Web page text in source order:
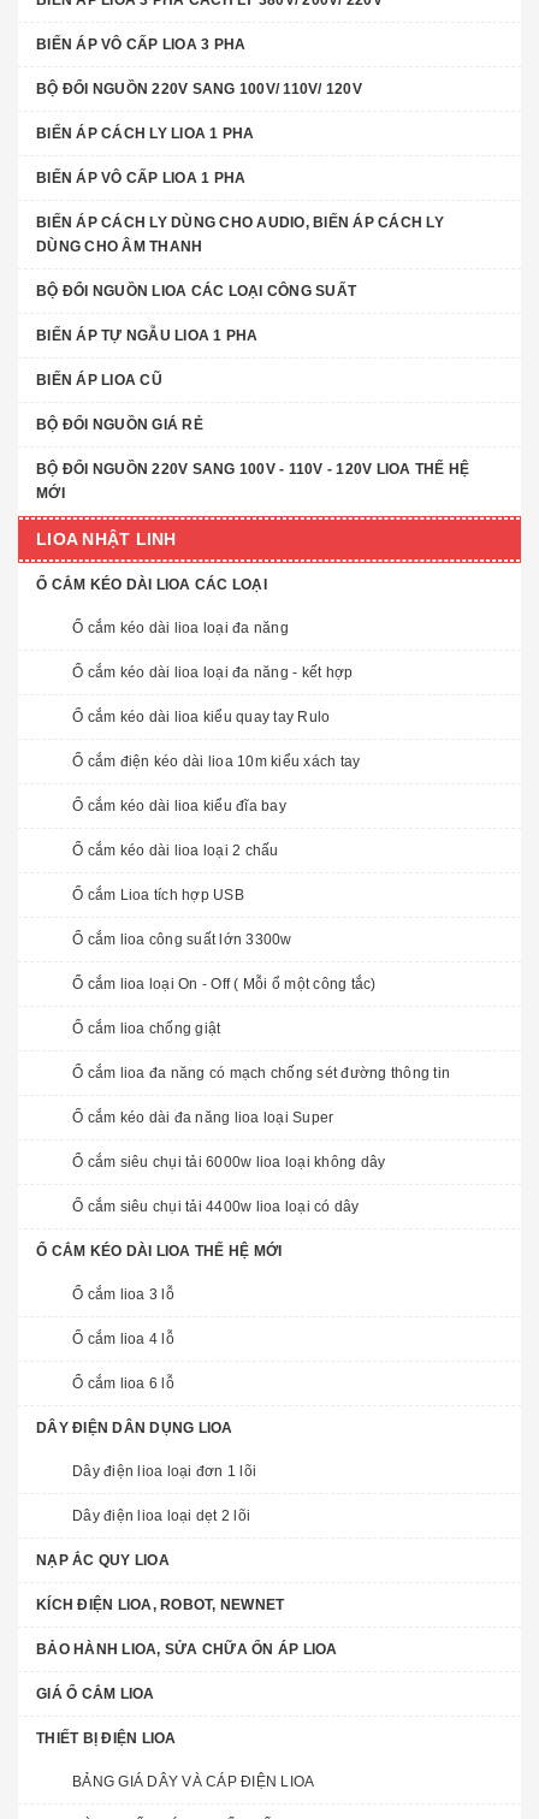
BIẾN ÁP VÔ CẤP LIOA 3 PHA
BỘ ĐỔI NGUỒN 220V SANG 100V/ 110V/ 120V
BIẾN ÁP CÁCH LY LIOA 1 PHA
BIẾN ÁP VÔ CẤP LIOA 1 PHA
BIẾN ÁP CÁCH LY DÙNG CHO AUDIO, BIẾN ÁP CÁCH LY
DÙNG CHO ÂM THANH
BỘ ĐỔI NGUỒN LIOA CÁC LOẠI CÔNG SUẤT
BIẾN ÁP TỰ NGẪU LIOA 1 PHA
BIẾN ÁP LIOA CŨ
BỘ ĐỔI NGUỒN GIÁ RẺ
BỘ ĐỔI NGUỒN 220V SANG 100V - 110V - 120V LIOA THẾ HỆ
MỚI
LIOA NHẬT LINH
Ổ CẮM KÉO DÀI LIOA CÁC LOẠI
Ổ cắm kéo dài lioa loại đa năng
Ổ cắm kéo dài lioa loại đa năng - kết hợp
Ổ cắm kéo dài lioa kiểu quay tay Rulo
Ổ cắm điện kéo dài lioa 10m kiểu xách tay
Ổ cắm kéo dài lioa kiểu đĩa bay
Ổ cắm kéo dài lioa loại 2 chấu
Ổ cắm Lioa tích hợp USB
Ổ cắm lioa công suất lớn 3300w
Ổ cắm lioa loại On - Off ( Mỗi ổ một công tắc)
Ổ cắm lioa chống giật
Ổ cắm lioa đa năng có mạch chống sét đường thông tin
Ổ cắm kéo dài đa năng lioa loại Super
Ổ cắm siêu chụi tải 6000w lioa loại không dây
Ổ cắm siêu chụi tải 4400w lioa loại có dây
Ổ CẮM KÉO DÀI LIOA THẾ HỆ MỚI
Ổ cắm lioa 3 lỗ
Ổ cắm lioa 4 lỗ
Ổ cắm lioa 6 lỗ
DÂY ĐIỆN DÂN DỤNG LIOA
Dây điện lioa loại đơn 1 lõi
Dây điện lioa loại dẹt 2 lõi
NẠP ẮC QUY LIOA
KÍCH ĐIỆN LIOA, ROBOT, NEWNET
BẢO HÀNH LIOA, SỬA CHỮA ỔN ÁP LIOA
GIÁ Ổ CẮM LIOA
THIẾT BỊ ĐIỆN LIOA
BẢNG GIÁ DÂY VÀ CÁP ĐIỆN LIOA